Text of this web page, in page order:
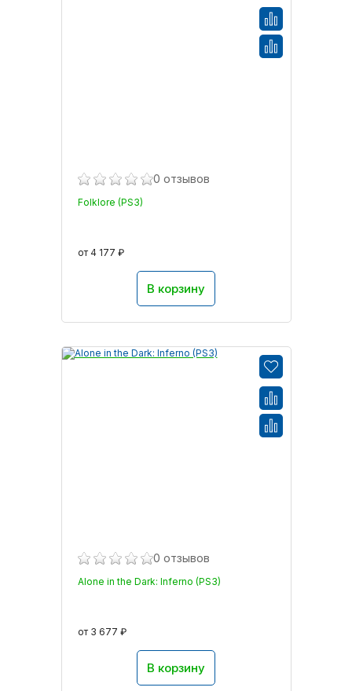
0 отзывов
Folklore (PS3)
от 4 177 ₽
В корзину
0 отзывов
Alone in the Dark: Inferno (PS3)
от 3 677 ₽
В корзину